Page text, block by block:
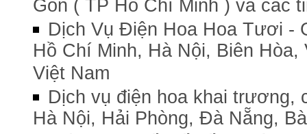
Gòn ( TP Hồ Chí Minh ) và các
Dịch Vụ Điện Hoa Hoa Tươi -
Hồ Chí Minh, Hà Nội, Biên
Việt Nam
Dịch vụ điện hoa khai trương,
Hà Nội, Hải Phòng, Đà Nẵng,